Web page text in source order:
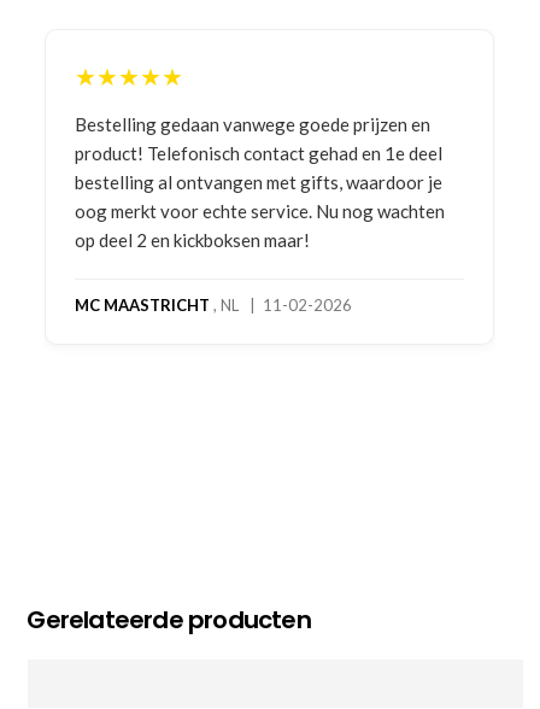
★★★★★
Bestelling gedaan vanwege goede prijzen en
product! Telefonisch contact gehad en 1e deel
bestelling al ontvangen met gifts, waardoor je
oog merkt voor echte service. Nu nog wachten
op deel 2 en kickboksen maar!
MC MAASTRICHT , NL | 11-02-2026
Gerelateerde producten